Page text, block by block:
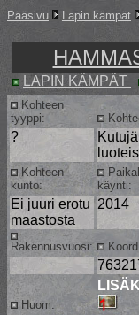
Pääsivu Lapin kämpät
LAPIN KÄMPÄT
Kohteen
tyyppi:
?
Kohteen
kunto:
käynti:
Ei juuri erotu
maastosta
2014
Rakennusvuosi:
Huom: